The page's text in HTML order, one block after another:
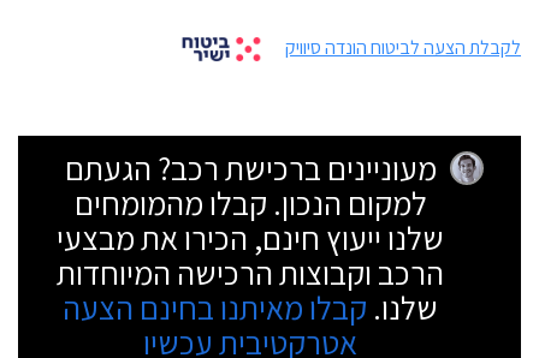
לקבלת הצעה לביטוח הונדה סיוויק
מעוניינים ברכישת רכב? הגעתם
למקום הנכון. קבלו מהמומחים
שלנו ייעוץ חינם, הכירו את מבצעי
הרכב וקבוצות הרכישה המיוחדות
שלנו. קבלו מאיתנו בחינם הצעה
אטרקטיבית עכשיו